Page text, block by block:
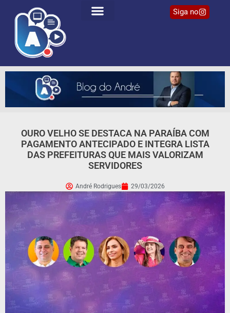
Siga no
OURO VELHO SE DESTACA NA PARAÍBA COM
PAGAMENTO ANTECIPADO E INTEGRA LISTA
DAS PREFEITURAS QUE MAIS VALORIZAM
SERVIDORES
André Rodrigues 29/03/2026